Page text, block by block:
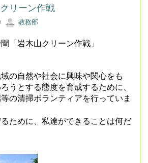
リーン作戦
教務部
「岩木山クリーン作戦」
の自然や社会に興味や関心をも
うとする態度を育成するために、
の清掃ボランティアを行っていま
ために、私達ができることは何だ